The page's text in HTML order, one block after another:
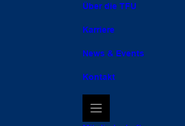
Über die TFU
Karriere
News & Events
Kontakt